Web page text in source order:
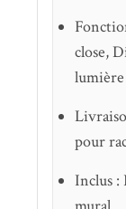
close,
lumière
pour
Inclus :